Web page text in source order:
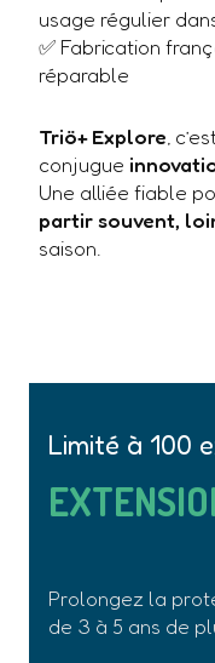
usage régulier
✅ Fabrication
réparable
Triö+ Explore ,
conjugue
Une alliée fiable
partir souvent,
saison.
Limité à 100
Prolongez la
de 3 à 5 ans de